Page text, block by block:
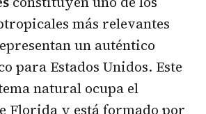
más relevantes
un auténtico
para Estados Unidos. Este
natural ocupa el
Florida y está formado por